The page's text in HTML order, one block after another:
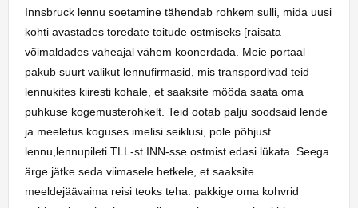
Innsbruck lennu soetamine tähendab rohkem sulli, mida uusi
kohti avastades toredate toitude ostmiseks [raisata
võimaldades vaheajal vähem koonerdada. Meie portaal
pakub suurt valikut lennufirmasid, mis transpordivad teid
lennukites kiiresti kohale, et saaksite mööda saata oma
puhkuse kogemusterohkelt. Teid ootab palju soodsaid lende
ja meeletus koguses imelisi seiklusi, pole põhjust
lennu,lennupileti TLL-st INN-sse ostmist edasi lükata. Seega
ärge jätke seda viimasele hetkele, et saaksite
meeldejäävaima reisi teoks teha: pakkige oma kohvrid